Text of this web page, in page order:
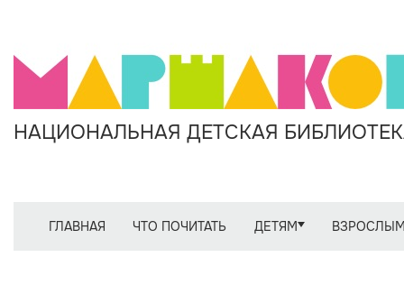
НАЦИОНАЛЬНАЯ ДЕТСКАЯ
ГЛАВНАЯ ЧТО ПОЧИТАТЬ ДЕТЯМ